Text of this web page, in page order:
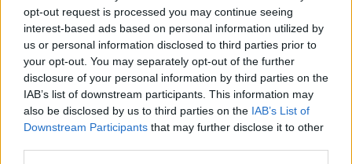
opt-out request is processed you may continue seeing
interest-based ads based on personal information utilized by
us or personal information disclosed to third parties prior to
your opt-out. You may separately opt-out of the further
disclosure of your personal information by third parties on the
IAB’s list of downstream participants. This information may
also be disclosed by us to third parties on the IAB’s List of
Downstream Participants that may further disclose it to other
tra arte e moda.Quale sarà il prossimo passo per
Jordan Roth?
In conclusione, la settimana della moda di Parigi ha
offerto uno spettacolo indimenticabile, con stilisti
che hanno saputo unire tradizione e innovazione.
Rami Al Ali, Kevin Germanier e Jordan Roth hanno